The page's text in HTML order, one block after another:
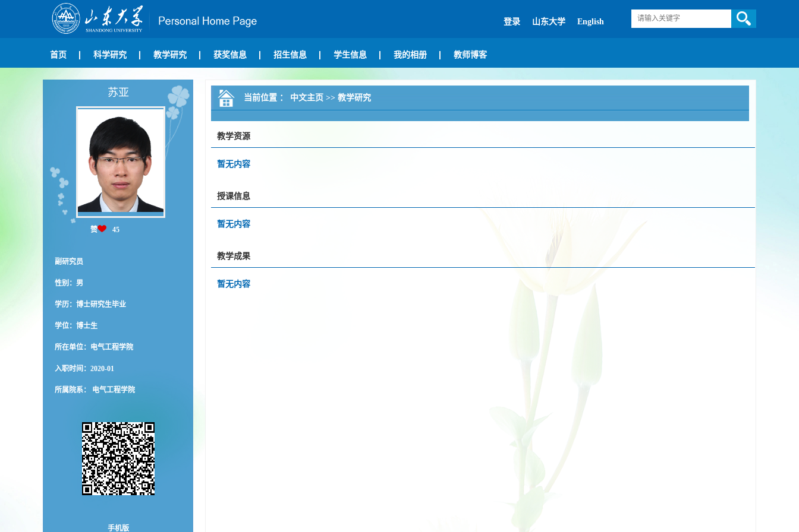
登录 山东大学 English
首页 科学研究 教学研究 获奖信息 招生信息 学生信息 我的相册 教师博客
苏亚
赞 45
副研究员
性别：男
学历：博士研究生毕业
学位：博士生
所在单位：电气工程学院
入职时间：2020-01
所属院系： 电气工程学院
手机版
当前位置 ： 中文主页 >> 教学研究
教学资源
暂无内容
授课信息
暂无内容
教学成果
暂无内容